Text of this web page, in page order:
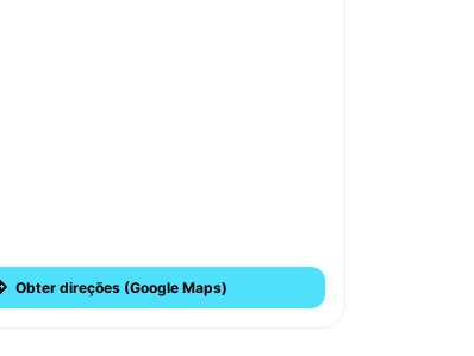
Obter direções (Google Maps)